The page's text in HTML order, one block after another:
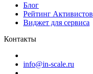
Блог
Рейтинг Активистов
Виджет для сервиса
Контакты
info@in-scale.ru